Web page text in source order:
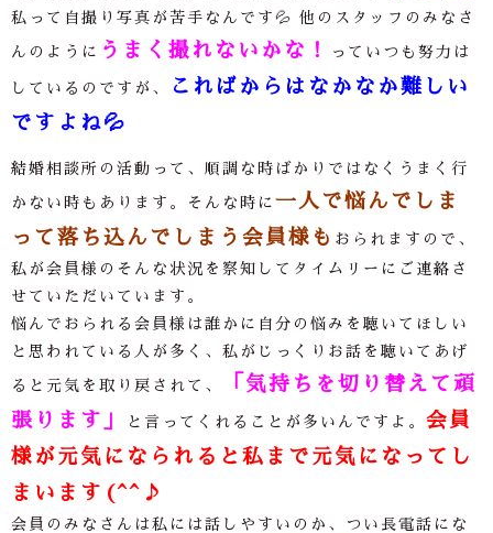
私って自撮り写真が苦手なんです💦 他のスタッフのみなさ
んのように うまく撮れないかな！ っていつも努力は
しているのですが、
こればからはなかなか難しい
ですよね💦
結婚相談所の活動って、順調な時ばかりではなくうまく行
かない時もあります。そんな時に 一人で悩んでしま
って落ち込んでしまう会員様も おられますので、
私が会員様のそんな状況を察知してタイムリーにご連絡さ
せていただいています。
悩んでおられる会員様は誰かに自分の悩みを聴いてほしい
と思われている人が多く、私がじっくりお話を聴いてあげ
ると元気を取り戻されて、
「気持ちを切り替えて頑
張ります」
と言ってくれることが多いんですよ。 会員
様が元気になられると私まで元気になってし
まいます(^^♪
会員のみなさんは私には話しやすいのか、つい長電話にな